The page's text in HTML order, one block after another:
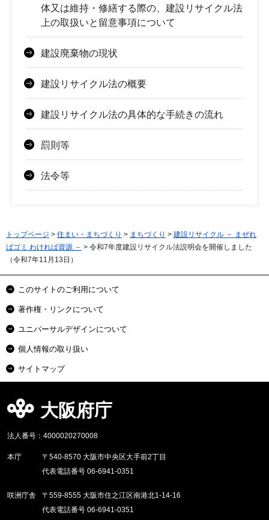
体又は維持・修繕する際の、建設リサイクル法
上の取扱いと留意事項について
建設廃棄物の現状
建設リサイクル法の概要
建設リサイクル法の具体的な手続きの流れ
罰則等
法令等
トップページ > 住まい・まちづくり > まちづくり > 建設リサイクル － まぜれ
ばゴミ わければ資源 － > 令和7年度建設リサイクル法説明会を開催しました
（令和7年11月13日）
このサイトのご利用について
著作権・リンクについて
ユニバーサルデザインについて
個人情報の取り扱い
サイトマップ
大阪府庁
法人番号：4000020270008
本庁
〒540-8570 大阪市中央区大手前2丁目
代表電話番号 06-6941-0351
咲洲庁舎
〒559-8555 大阪市住之江区南港北1-14-16
代表電話番号 06-6941-0351